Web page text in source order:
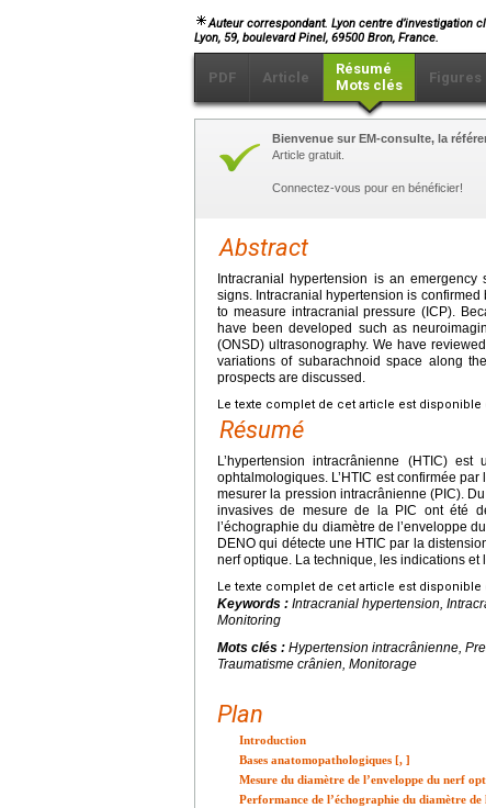
Auteur correspondant. Lyon centre d’investigation
Lyon, 59, boulevard Pinel, 69500 Bron, France.
PDF Article
Résumé
Mots clés
Figures
Bienvenue sur EM-consulte, la
Article gratuit.
Connectez-vous pour en bénéficier!
Abstract
Intracranial hypertension is an
signs. Intracranial hypertension is
to measure intracranial pressure (ICP).
have been developed such as
(ONSD) ultrasonography. We have
variations of subarachnoid space along
prospects are discussed.
Le texte complet de cet article est disponible
Résumé
L’hypertension intracrânienne (HTIC)
ophtalmologiques. L’HTIC est confirmée
mesurer la pression intracrânienne (PIC).
invasives de mesure de la PIC ont été
l’échographie du diamètre de l’enveloppe
DENO qui détecte une HTIC par la
nerf optique. La technique, les indications et
Le texte complet de cet article est disponible
Keywords : Intracranial hypertension,
Monitoring
Mots clés : Hypertension intracrânienne,
Traumatisme crânien, Monitorage
Plan
Introduction
Bases anatomopathologiques [, ]
Mesure du diamètre de l’enveloppe du nerf
Performance de l’échographie du diamètre